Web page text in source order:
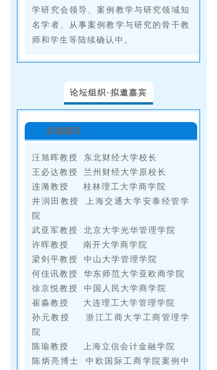
学研究会领导、案例教学与研究领域知
名学者、从事案例教学与研究的骨干教
师和学生等陆续确认中 。
论坛组织·拟邀嘉宾
拟邀嘉宾
汪旭晖教授 东北财经大学校长
王必达教授 兰州财经大学原校长
连漪教授桂林理工大学商学院
井润田教授
上海交通大学安泰经管学
院
武亚军教授北京大学光华管理学院
许晖教授南开大学商学院
梁剑平教授 中山大学管理学院
何佳讯教授华东师范大学亚欧商学院
徐京悦教授 中国人民大学商学院
崔淼教授 大连理工大学管理学院
孙元教授浙江工商大学工商管理学
院
陈瑜教授
上海立信会计金融学院
陈炳亮博士 中欧国际工商学院案例中